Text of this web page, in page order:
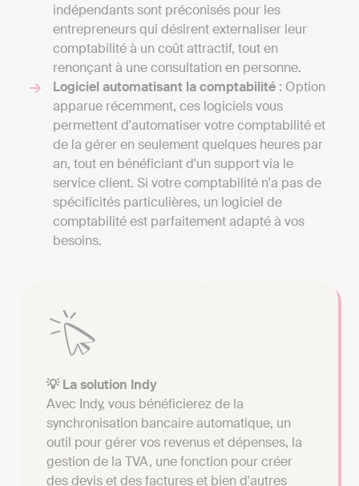
indépendants sont préconisés pour les
entrepreneurs qui désirent externaliser leur
comptabilité à un coût attractif, tout en
renonçant à une consultation en personne.
Logiciel automatisant la comptabilité : Option
apparue récemment, ces logiciels vous
permettent d'automatiser votre comptabilité et
de la gérer en seulement quelques heures par
an, tout en bénéficiant d'un support via le
service client. Si votre comptabilité n'a pas de
spécificités particulières, un logiciel de
comptabilité est parfaitement adapté à vos
besoins.
💡 La solution Indy
Avec Indy, vous bénéficierez de la
synchronisation bancaire automatique, un
outil pour gérer vos revenus et dépenses, la
gestion de la TVA, une fonction pour créer
des devis et des factures et bien d'autres